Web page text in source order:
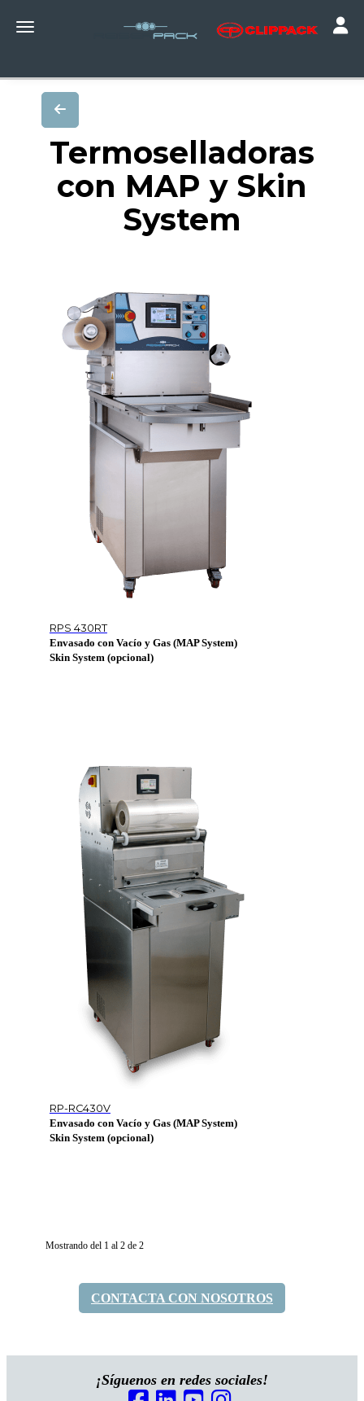
Toggle navigation
Termoselladoras
con MAP y Skin
System
RPS 430RT
Envasado con Vacío y Gas (MAP System)
Skin System (opcional)
RP-RC430V
Envasado con Vacío y Gas (MAP System)
Skin System (opcional)
Mostrando del 1 al 2 de 2
CONTACTA CON NOSOTROS
¡Síguenos en redes sociales!